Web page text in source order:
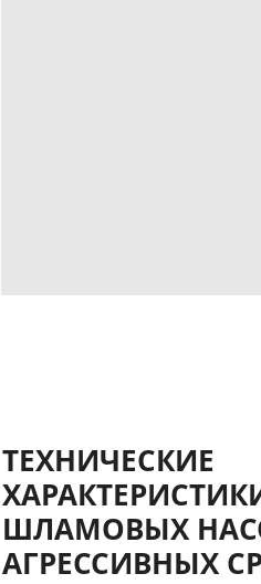
ТЕХНИЧЕСКИЕ
ШЛАМОВЫХ
АГРЕССИВНЫХ